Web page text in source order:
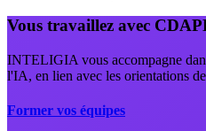
Vous travaillez avec
INTELIGIA vous accompagne
l'IA, en lien avec les orientations
Former vos équipes